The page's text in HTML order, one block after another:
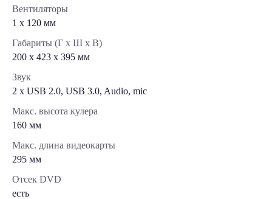
Вентиляторы
1 х 120 мм
Габариты (Г x Ш x В)
200 x 423 x 395 мм
Звук
2 x USB 2.0, USB 3.0, Audio, mic
Макс. высота кулера
160 мм
Макс. длина видеокарты
295 мм
Отсек DVD
есть